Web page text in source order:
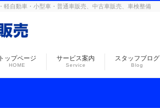
自動車・小型車・普通車販売、中古車販売、車検整備
トップページ
HOME
サービス案内
Service
スタッフブログ
Blog